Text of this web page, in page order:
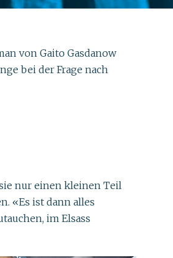
von Gaito Gasdanow
bei der Frage nach
nur einen kleinen Teil
«Es ist dann alles
im Elsass